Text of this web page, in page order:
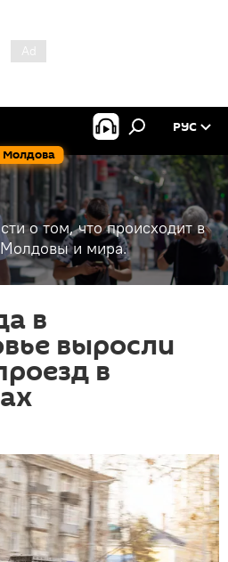
Молдова
РУС
о том, что происходит в
и мира.
в
выросли
в